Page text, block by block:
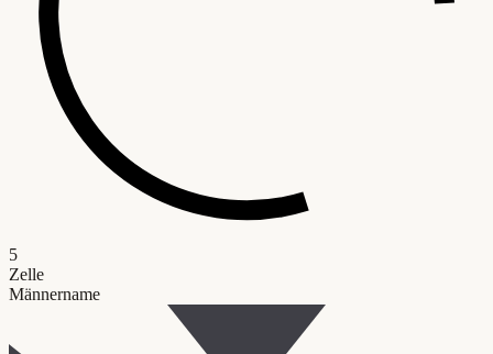
5
Zelle
Männername